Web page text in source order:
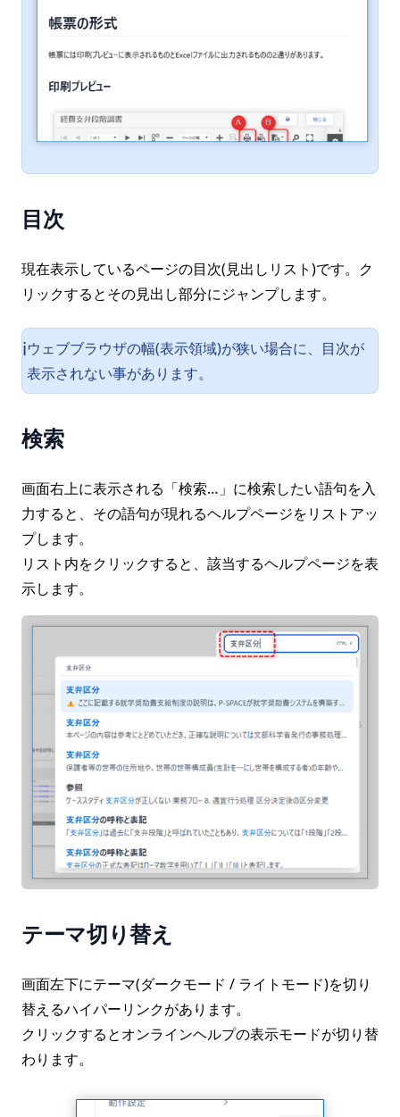
目次
現在表示しているページの目次(見出しリスト)です。ク
リックするとその見出し部分にジャンプします。
ℹ️ウェブブラウザの幅(表示領域)が狭い場合に、目次が
表示されない事があります。
検索
画面右上に表示される「検索…」に検索したい語句を入
力すると、その語句が現れるヘルプページをリストアッ
プします。
リスト内をクリックすると、該当するヘルプページを表
示します。
テーマ切り替え
画面左下にテーマ(ダークモード / ライトモード)を切り
替えるハイパーリンクがあります。
クリックするとオンラインヘルプの表示モードが切り替
わります。